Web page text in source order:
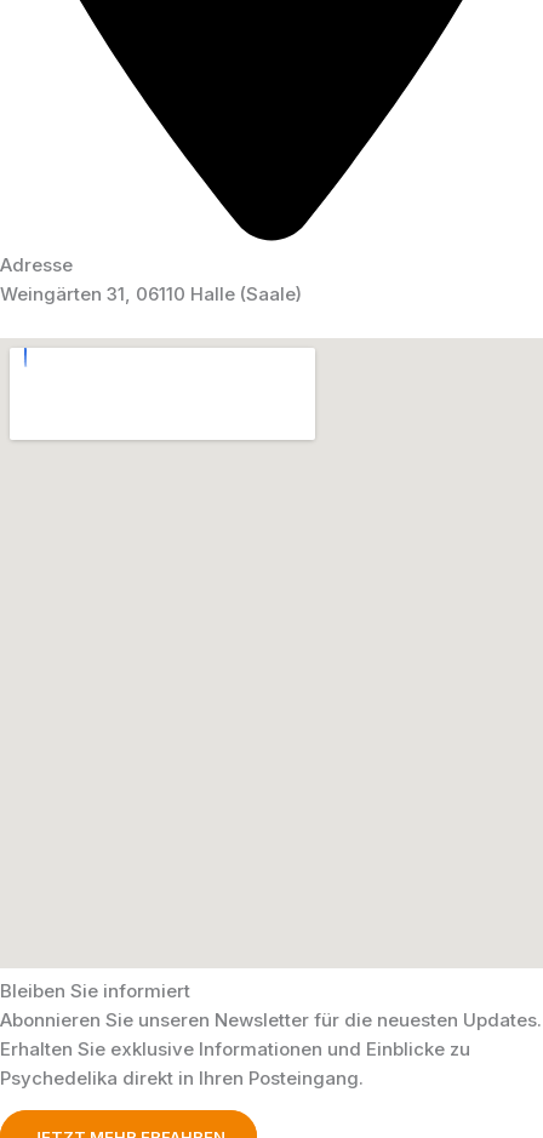
Adresse
Weingärten 31, 06110 Halle (Saale)
Bleiben Sie informiert
Abonnieren Sie unseren Newsletter für die neuesten Updates.
Erhalten Sie exklusive Informationen und Einblicke zu
Psychedelika direkt in Ihren Posteingang.